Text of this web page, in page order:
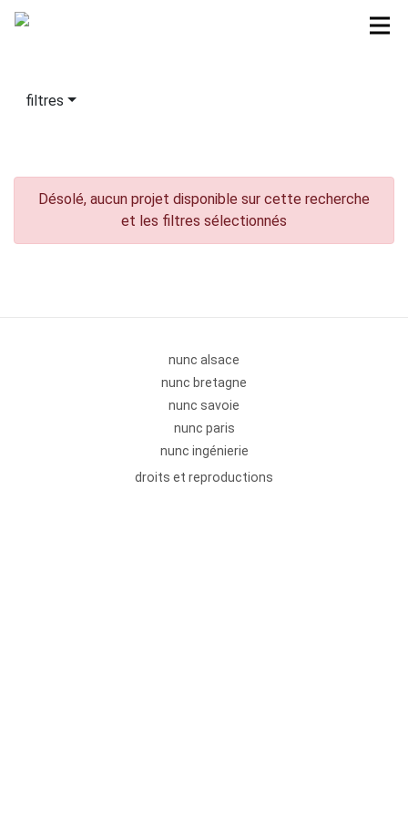
filtres
Désolé, aucun projet disponible sur cette recherche
et les filtres sélectionnés
nunc alsace
nunc bretagne
nunc savoie
nunc paris
nunc ingénierie
droits et reproductions